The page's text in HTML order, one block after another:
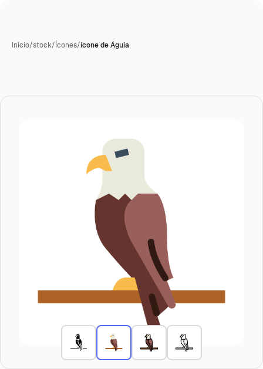
Início/stock/Ícones/ícone de Águia